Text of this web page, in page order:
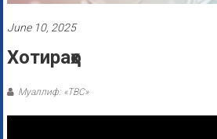
June 10, 2025
Хотираҳо
Муаллиф: «ТВС»